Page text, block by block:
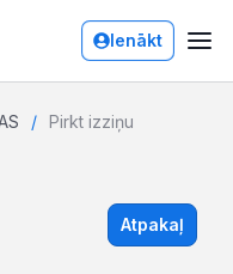
Ienākt
Pirkt izziņu
Atpakaļ